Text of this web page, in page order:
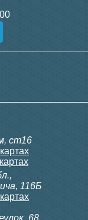
ст16
116Б
68